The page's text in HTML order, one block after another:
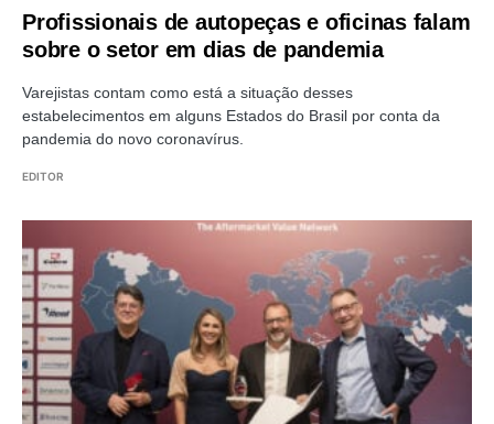
Profissionais de autopeças e oficinas falam
sobre o setor em dias de pandemia
Varejistas contam como está a situação desses
estabelecimentos em alguns Estados do Brasil por conta da
pandemia do novo coronavírus.
EDITOR